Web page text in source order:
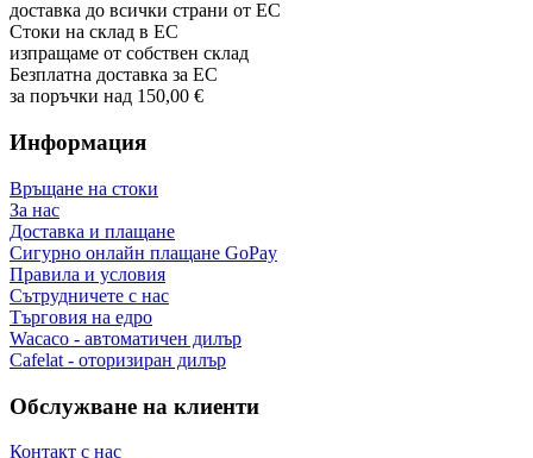
Оторизиран продавач
Wacaco, Cafelat, Flair и др
Специализиран търговец
поддръжка преди и след покупка
Доставка в ЕС
доставка до всички страни от ЕС
Стоки на склад в ЕС
изпращаме от собствен склад
Безплатна доставка за ЕС